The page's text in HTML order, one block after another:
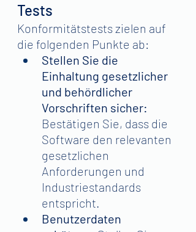
Tests
Konformitätstests zielen auf
die folgenden Punkte ab:
Stellen Sie die
Einhaltung gesetzlicher
und behördlicher
Vorschriften sicher:
Bestätigen Sie, dass die
Software den relevanten
gesetzlichen
Anforderungen und
Industriestandards
entspricht.
Benutzerdaten